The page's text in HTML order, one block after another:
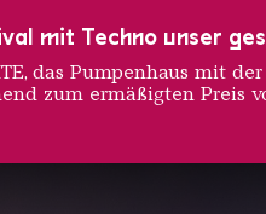
mit Techno unser
das Pumpenhaus mit
zum ermäßigten Preis